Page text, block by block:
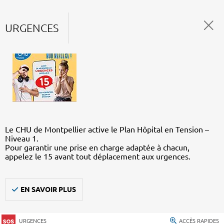
URGENCES
Le CHU de Montpellier active le Plan Hôpital en Tension –
Niveau 1.
Pour garantir une prise en charge adaptée à chacun,
appelez le 15 avant tout déplacement aux urgences.
EN SAVOIR PLUS
URGENCES ACCÈS RAPIDES